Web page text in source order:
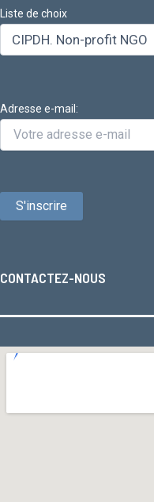
Liste de choix
Adresse e-mail:
CONTACTEZ-NOUS